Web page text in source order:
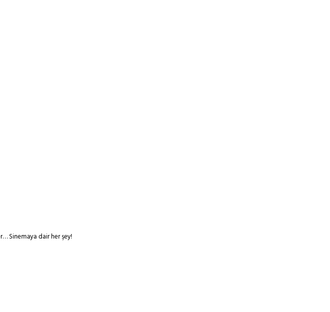
Sinemaya dair her şey!